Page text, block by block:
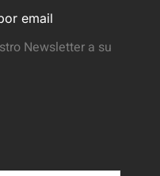
email
Newsletter a su